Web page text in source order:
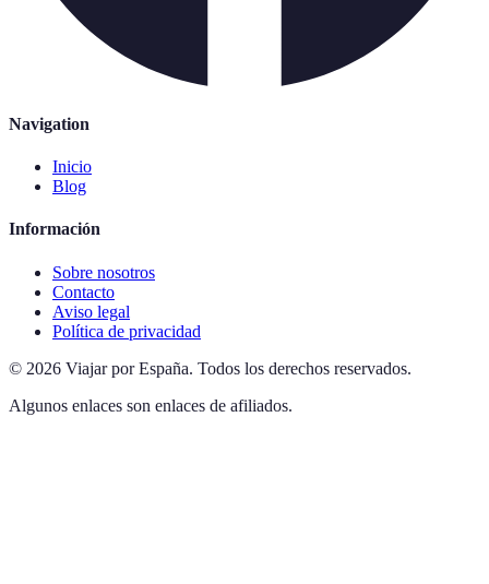
Navigation
Inicio
Blog
Información
Sobre nosotros
Contacto
Aviso legal
Política de privacidad
© 2026 Viajar por España. Todos los derechos reservados.
Algunos enlaces son enlaces de afiliados.